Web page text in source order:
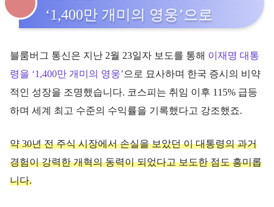
‘1,400만 개미의 영웅’으로
블룸버그 통신은 지난 2월 23일자 보도를 통해 이재명 대통
령을 ‘1,400만 개미의 영웅’으로 묘사하며 한국 증시의 비약
적인 성장을 조명했습니다. 코스피는 취임 이후 115% 급등
하며 세계 최고 수준의 수익률을 기록했다고 강조했죠.
약 30년 전 주식 시장에서 손실을 보았던 이 대통령의 과거
경험이 강력한 개혁의 동력이 되었다고 보도한 점도 흥미롭
니다.